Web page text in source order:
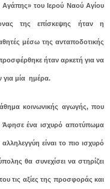
του Ιερού Ναού Αγίου
της επίσκεψης ήταν η
μέσω της ανταποδοτικής
ήταν αρκετή για να
για μία ημέρα.
κοινωνικής αγωγής, που
Άφησε ένα ισχυρό αποτύπωμα
είναι το πιο ισχυρό
θα συνεχίσει να στηρίζει
τις αξίες της προσφοράς και